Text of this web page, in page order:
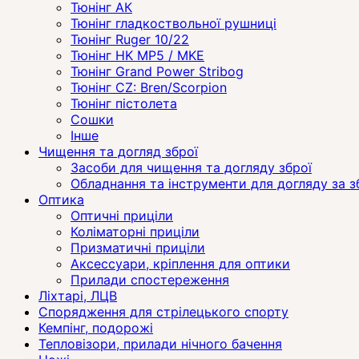
Тюнінг АК
Тюнінг гладкоствольної рушниці
Тюнінг Ruger 10/22
Тюнінг HK MP5 / MKE
Тюнінг Grand Power Stribog
Тюнінг CZ: Bren/Scorpion
Тюнінг пістолета
Сошки
Інше
Чищення та догляд зброї
Засоби для чищення та догляду зброї
Обладнання та інструменти для догляду за
Оптика
Оптичні приціли
Коліматорні приціли
Призматичні приціли
Аксессуари, кріплення для оптики
Прилади спостереження
Ліхтарі, ЛЦВ
Спорядження для стрілецького спорту
Кемпінг, подорожі
Тепловізори, прилади нічного бачення